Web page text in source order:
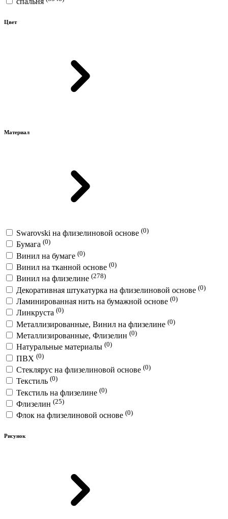
Цвет
Материал
Swarovski на флизелиновой основе (0)
Бумага (0)
Винил на бумаге (0)
Винил на тканной основе (0)
Винил на флизелине (278)
Декоративная штукатурка на флизелиновой основе (0)
Ламинированная нить на бумажной основе (0)
Линкруста (0)
Металлизированные, Винил на флизелине (0)
Металлизированные, Флизелин (0)
Натуральные материалы (0)
ПВХ (0)
Стеклярус на флизелиновой основе (0)
Текстиль (0)
Текстиль на флизелине (0)
Флизелин (25)
Флок на флизелиновой основе (0)
Рисунок